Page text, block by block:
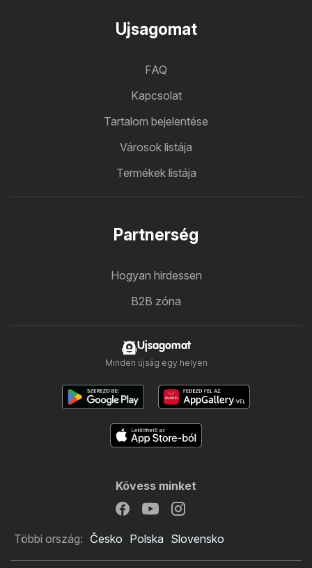
Ujsagomat
FAQ
Kapcsolat
Tartalom bejelentése
Városok listája
Termékek listája
Partnerség
Hogyan hirdessen
B2B zóna
Ujsagomat
Minden újság egy helyen
Kövess minket
Többi ország: Česko Polska Slovensko